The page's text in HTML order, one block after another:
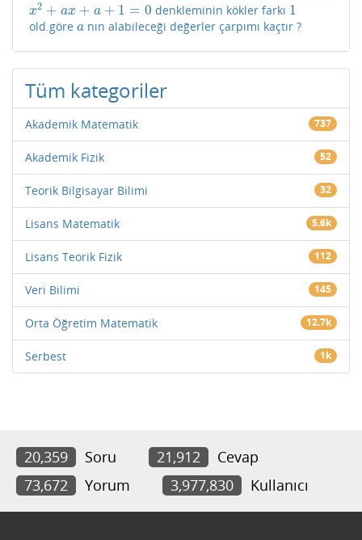
x2 + ax + a + 1 = 0
x2+ax +a+ 1= 0 denkleminin kökler farkı 1
1
old.göre a
anın alabileceği değerler çarpımı kaçtır ?
Tüm kategoriler
Akademik Matematik 737
Akademik Fizik 52
Teorik Bilgisayar Bilimi 32
Lisans Matematik 5.6k
Lisans Teorik Fizik 112
Veri Bilimi 145
Orta Öğretim Matematik 12.7k
Serbest 1k
20,359 Soru 21,912
Cevap
73,672
Yorum 3,977,830 Kullanıcı